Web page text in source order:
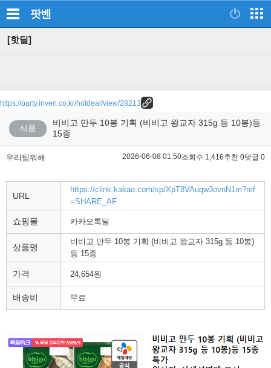
팟벤
[핫딜]
https://party.inven.co.kr/hotdeal/view/28213
식품
비비고 만두 10봉 기획 (비비고 왕교자 315g 등 10봉)등
15종
우리팀뭐해 2026-06-08 01:50조회수 1,416추천 0댓글 0
URL
https://clink.kakao.com/sp/XpT8VAuqw3ovnN1m?ref
=SHARE_AF
쇼핑몰 카카오톡딜
상품명
비비고 만두 10봉 기획 (비비고 왕교자 315g 등 10봉)
등 15종
가격 24,654원
배송비 무료